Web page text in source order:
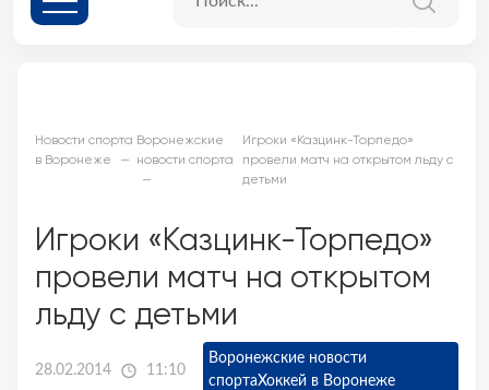
Новости спорта
в Воронеже
Воронежские
новости спорта
Игроки «Казцинк-Торпедо»
провели матч на открытом льду с
детьми
Игроки «Казцинк-Торпедо»
провели матч на открытом
льду с детьми
28.02.2014 11:10
Воронежские новости
спортаХоккей в Воронеже